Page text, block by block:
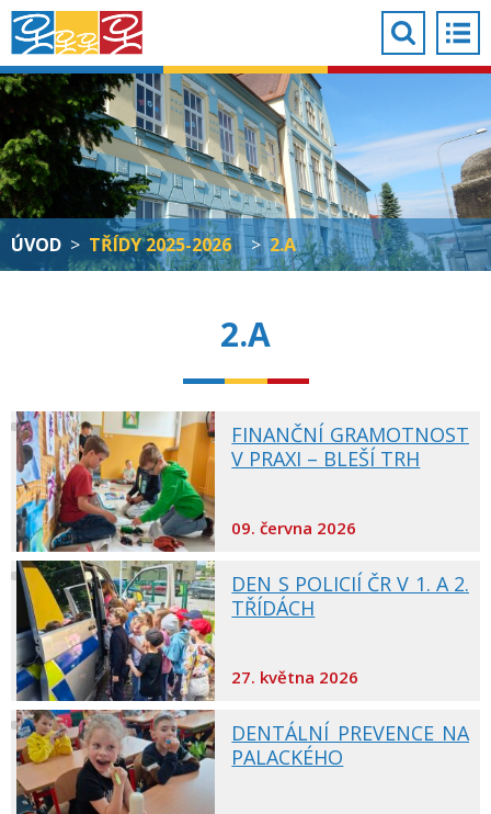
ÚVOD > TŘÍDY 2025-2026 > 2.A
2.A
FINANČNÍ GRAMOTNOST
V PRAXI – BLEŠÍ TRH
09. června 2026
DEN S POLICIÍ ČR V 1. A 2.
TŘÍDÁCH
27. května 2026
DENTÁLNÍ PREVENCE NA
PALACKÉHO